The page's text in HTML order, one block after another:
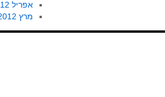
אפריל 2012
מרץ 2012